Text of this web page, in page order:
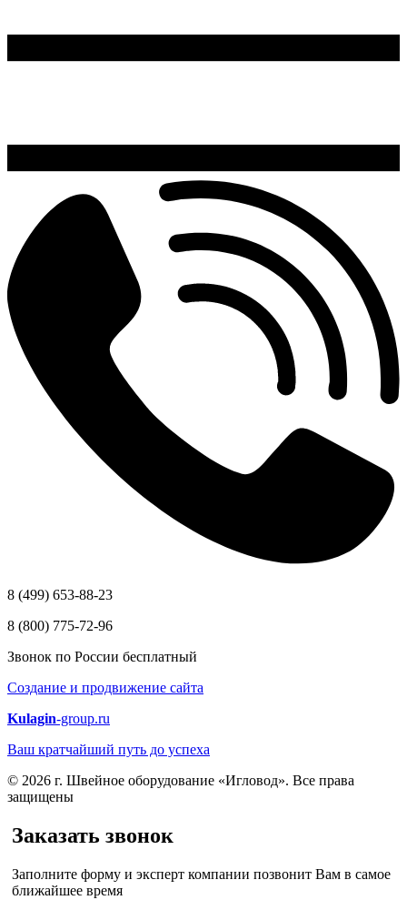
8 (499) 653-88-23
8 (800) 775-72-96
Звонок по России бесплатный
Создание и продвижение сайта
Kulagin-group.ru
Ваш кратчайший путь до успеха
© 2026 г. Швейное оборудование «Игловод». Все права
защищены
Заказать звонок
Заполните форму и эксперт компании позвонит Вам в самое
ближайшее время